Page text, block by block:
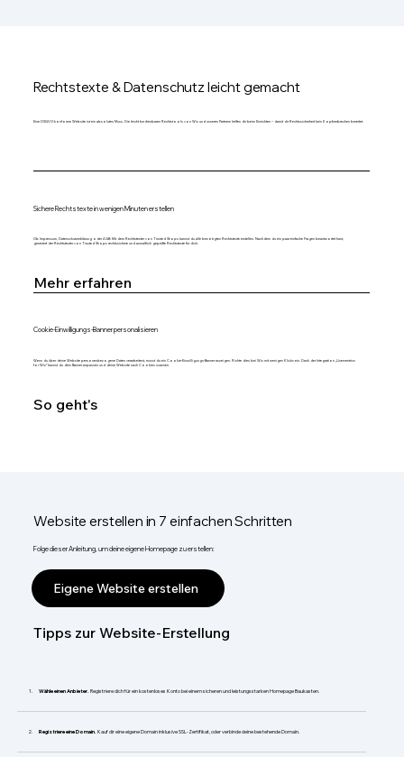
Rechtstexte & Datenschutz leicht gemacht
Eine DSGVO-konforme Website ist ein absolutes Muss. Die leicht bedienbaren Rechtstools von Wix und unseren Partnern helfen dir beim Einrichten – damit dir Rechtssicherheit kein Kopfzerbrechen bereitet.
Sichere Rechtstexte in wenigen Minuten erstellen
Ob Impressum, Datenschutzerklärung oder AGB: Mit dem Rechtstexter von Trusted Shops kannst du alle benötigten Rechtstexte erstellen. Nachdem du ein paar einfache Fragen beantwortet hast,
generiert der Rechtstexter von Trusted Shops rechtssichere und anwaltlich geprüfte Rechtstexte für dich.
Mehr erfahren
Cookie-Einwilligungs-Banner personalisieren
Wenn du über deine Website personenbezogene Daten verarbeitest, musst du ein Cookie-Einwilligungs-Banner anzeigen. Richte dies bei Wix mit wenigen Klicks ein. Dank der Integration „Usercentrics
for Wix“ kannst du dein Banner anpassen und deine Website nach Cookies scannen.
So geht's
Website erstellen in 7 einfachen Schritten
Folge dieser Anleitung, um deine eigene Homepage zu erstellen:
Eigene Website erstellen
Tipps zur Website-Erstellung
Wähle einen Anbieter. Registriere dich für ein kostenloses Konto bei einem sicheren und leistungsstarken Homepage Baukasten.
Registriere eine Domain. Kauf dir eine eigene Domain inklusive SSL-Zertifikat, oder verbinde deine bestehende Domain.